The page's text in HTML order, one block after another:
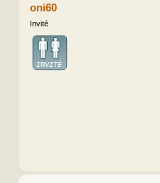
oni60
Invité